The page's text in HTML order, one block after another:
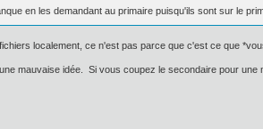
en les demandant au primaire puisqu'ils sont sur le
localement, ce n'est pas parce que c'est ce que
mauvaise idée. Si vous coupez le secondaire pour